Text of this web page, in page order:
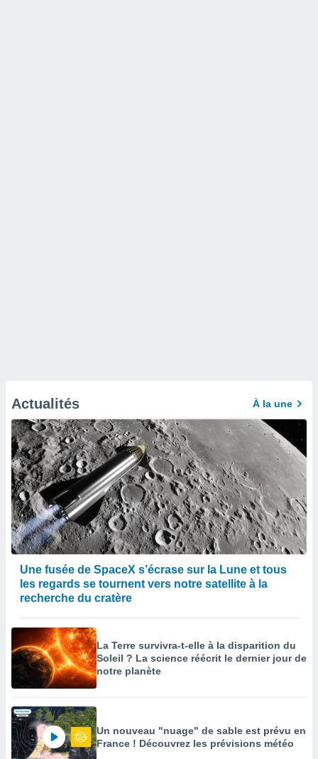
Actualités À la une
Une fusée de SpaceX s’écrase sur la Lune et tous
les regards se tournent vers notre satellite à la
recherche du cratère
La Terre survivra-t-elle à la disparition du
Soleil ? La science réécrit le dernier jour de
notre planète
Un nouveau "nuage" de sable est prévu en
France ! Découvrez les prévisions météo